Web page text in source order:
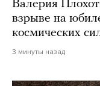
Валерия
взрыве на
космических
3 минуты назад